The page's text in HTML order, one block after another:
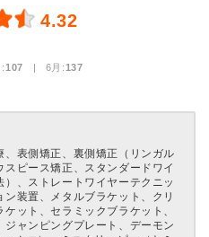
4.32
107 | 6月:137
、表側矯正、裏側矯正（リンガル
ピース矯正、スタンダードワイ
、ストレートワイヤーテクニッ
装置、メタルブラケット、クリ
ット、セラミックブラケット、
ャンピングプレート、デーモン